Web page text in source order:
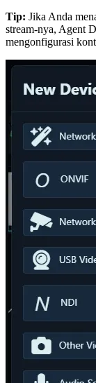
Tip: Jika Anda
stream-nya, Agent
mengonfigurasi